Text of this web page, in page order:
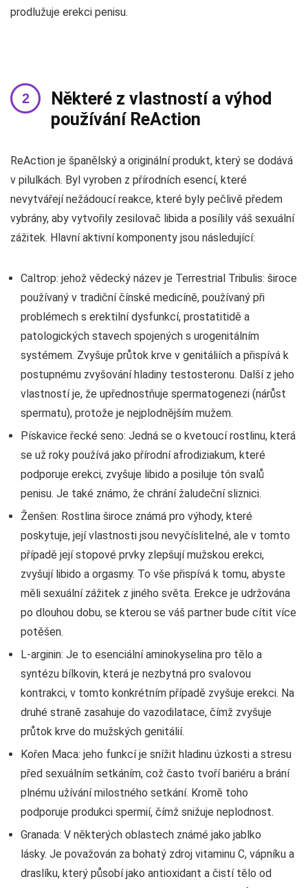
prodlužuje erekci penisu.
Některé z vlastností a výhod
používání ReAction
ReAction je španělský a originální produkt, který se dodává
v pilulkách. Byl vyroben z přírodních esencí, které
nevytvářejí nežádoucí reakce, které byly pečlivě předem
vybrány, aby vytvořily zesilovač libida a posílily váš sexuální
zážitek. Hlavní aktivní komponenty jsou následující:
Caltrop: jehož vědecký název je Terrestrial Tribulis: široce
používaný v tradiční čínské medicíně, používaný při
problémech s erektilní dysfunkcí, prostatitidě a
patologických stavech spojených s urogenitálním
systémem. Zvyšuje průtok krve v genitáliích a přispívá k
postupnému zvyšování hladiny testosteronu. Další z jeho
vlastností je, že upřednostňuje spermatogenezi (nárůst
spermatu), protože je nejplodnějším mužem.
Pískavice řecké seno: Jedná se o kvetoucí rostlinu, která
se už roky používá jako přírodní afrodiziakum, které
podporuje erekci, zvyšuje libido a posiluje tón svalů
penisu. Je také známo, že chrání žaludeční sliznici.
Ženšen: Rostlina široce známá pro výhody, které
poskytuje, její vlastnosti jsou nevyčíslitelné, ale v tomto
případě její stopové prvky zlepšují mužskou erekci,
zvyšují libido a orgasmy. To vše přispívá k tomu, abyste
měli sexuální zážitek z jiného světa. Erekce je udržována
po dlouhou dobu, se kterou se váš partner bude cítit více
potěšen.
L-arginin: Je to esenciální aminokyselina pro tělo a
syntézu bílkovin, která je nezbytná pro svalovou
kontrakci, v tomto konkrétním případě zvyšuje erekci. Na
druhé straně zasahuje do vazodilatace, čímž zvyšuje
průtok krve do mužských genitálií.
Kořen Maca: jeho funkcí je snížit hladinu úzkosti a stresu
před sexuálním setkáním, což často tvoří bariéru a brání
plnému užívání milostného setkání. Kromě toho
podporuje produkci spermií, čímž snižuje neplodnost.
Granada: V některých oblastech známé jako jablko
lásky. Je považován za bohatý zdroj vitaminu C, vápníku a
draslíku, který působí jako antioxidant a čistí tělo od